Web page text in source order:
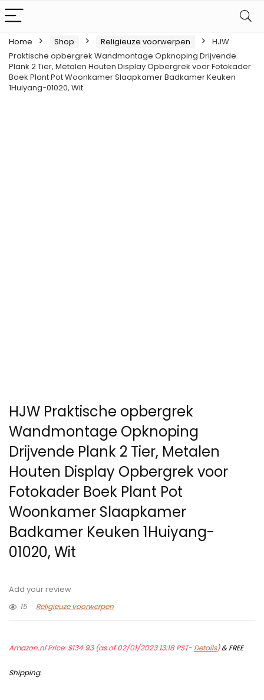
Home Shop Religieuze voorwerpen
HJW
Praktische opbergrek Wandmontage Opknoping Drijvende
Plank 2 Tier, Metalen Houten Display Opbergrek voor Fotokader
Boek Plant Pot Woonkamer Slaapkamer Badkamer Keuken
1Huiyang-01020, Wit
HJW Praktische opbergrek
Wandmontage Opknoping
Drijvende Plank 2 Tier, Metalen
Houten Display Opbergrek voor
Fotokader Boek Plant Pot
Woonkamer Slaapkamer
Badkamer Keuken 1Huiyang-
01020, Wit
Add your review
15
Religieuze voorwerpen
Amazon.nl Price:$134.93(as of 02/01/2023 13:18 PST- Details)&FREE
Shipping.